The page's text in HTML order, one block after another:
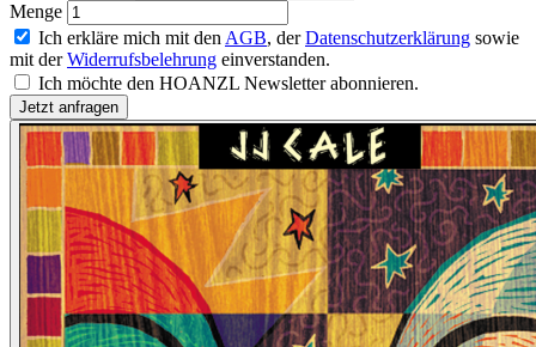
Menge
Ich erkläre mich mit den AGB, derDatenschutzerklärung sowie
mit derWiderrufsbelehrung einverstanden.
Ich möchte den HOANZL Newsletter abonnieren.